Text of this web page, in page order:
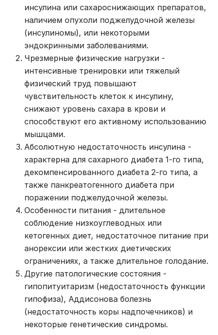
инсулина или сахароснижающих препаратов,
наличием опухоли поджелудочной железы
(инсулиномы), или некоторыми
эндокринными заболеваниями.
Чрезмерные физические нагрузки -
интенсивные тренировки или тяжелый
физический труд повышают
чувствительность клеток к инсулину,
снижают уровень сахара в крови и
способствуют его активному использованию
мышцами.
Абсолютную недостаточность инсулина -
характерна для сахарного диабета 1-го типа,
декомпенсированного диабета 2-го типа, а
также панкреатогенного диабета при
поражении поджелудочной железы.
Особенности питания - длительное
соблюдение низкоуглеводных или
кетогенных диет, недостаточное питание при
анорексии или жестких диетических
ограничениях, а также длительное голодание.
Другие патологические состояния -
гипопитуитаризм (недостаточность функции
гипофиза), Аддисонова болезнь
(недостаточность коры надпочечников) и
некоторые генетические синдромы.